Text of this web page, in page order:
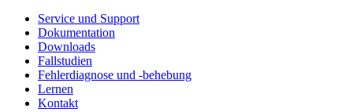
Service und Support
Dokumentation
Downloads
Fallstudien
Fehlerdiagnose und -behebung
Lernen
Kontakt